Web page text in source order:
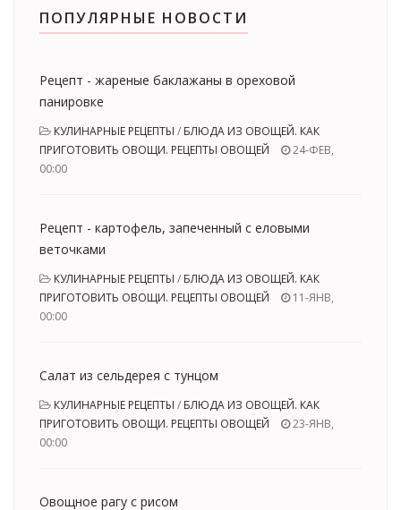
ПОПУЛЯРНЫЕ НОВОСТИ
Рецепт - жареные баклажаны в ореховой
панировке
КУЛИНАРНЫЕ РЕЦЕПТЫ / БЛЮДА ИЗ ОВОЩЕЙ. КАК
ПРИГОТОВИТЬ ОВОЩИ. РЕЦЕПТЫ ОВОЩЕЙ
24-ФЕВ,
00:00
Рецепт - картофель, запеченный с еловыми
веточками
КУЛИНАРНЫЕ РЕЦЕПТЫ / БЛЮДА ИЗ ОВОЩЕЙ. КАК
ПРИГОТОВИТЬ ОВОЩИ. РЕЦЕПТЫ ОВОЩЕЙ
11-ЯНВ,
00:00
Салат из сельдерея с тунцом
КУЛИНАРНЫЕ РЕЦЕПТЫ / БЛЮДА ИЗ ОВОЩЕЙ. КАК
ПРИГОТОВИТЬ ОВОЩИ. РЕЦЕПТЫ ОВОЩЕЙ
23-ЯНВ,
00:00
Овощное рагу с рисом